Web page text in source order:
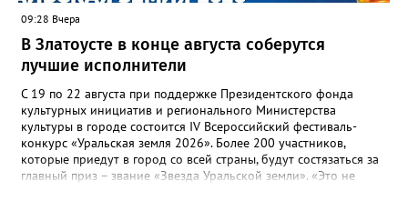
09:28 Вчера
В Златоусте в конце августа соберутся
лучшие исполнители
С 19 по 22 августа при поддержке Президентского фонда
культурных инициатив и регионального Министерства
культуры в городе состоится IV Всероссийский фестиваль-
конкурс «Уральская земля 2026». Более 200 участников,
которые приедут в город со всей страны, будут состязаться за
главный приз – звание «Звезда Уральской земли». «Это не